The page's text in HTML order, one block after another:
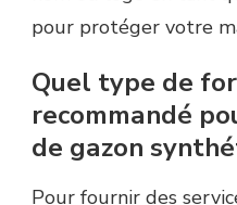
pour protéger votre
Quel type de
recommandé
de gazon
Pour fournir des